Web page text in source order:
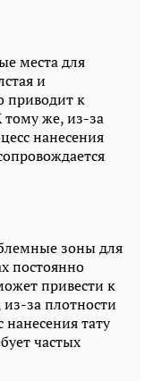
места для
и
приводит к
же, из-за
нанесения
зоны для
постоянно
привести к
за плотности
тату
частых